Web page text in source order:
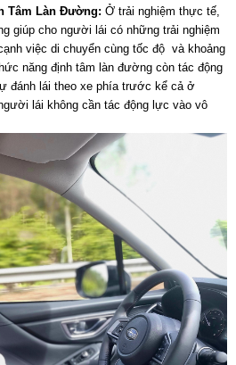
Tâm Làn Đường: Ở trải nghiệm thực tế,
giúp cho người lái có những trải nghiệm
việc di chuyển cùng tốc độ và khoảng
năng định tâm làn đường còn tác động
đánh lái theo xe phía trước kể cả ở
lái không cần tác động lực vào vô